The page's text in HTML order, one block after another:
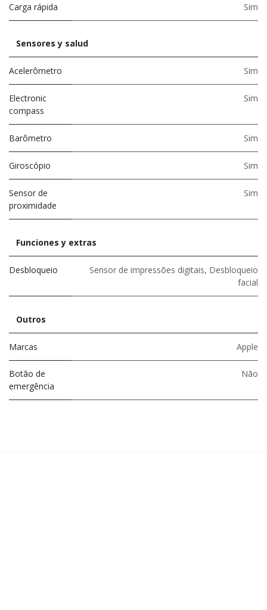
Carga rápida Sim
Sensores y salud
Acelerômetro Sim
Electronic
compass
Sim
Barômetro Sim
Giroscópio Sim
Sensor de
proximidade
Sim
Funciones y extras
Desbloqueio Sensor de impressões digitais, Desbloqueio
facial
Outros
Marcas Apple
Botão de
emergência
Não